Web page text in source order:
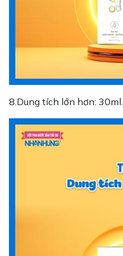
8.Dung tích lớn hơn: 30ml.